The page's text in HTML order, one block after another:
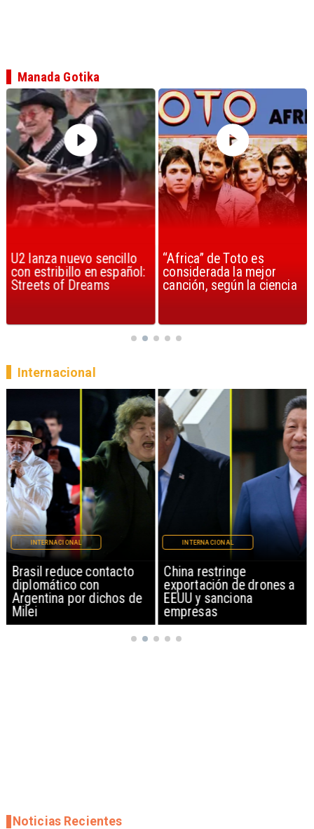
U2 lanza nuevo sencillo
con estribillo en español:
Streets of Dreams
“Africa” de Toto es
considerada la mejor
canción, según la ciencia
Manada Gotika
Brasil reduce contacto
diplomático con
Argentina por dichos de
Milei
INTERNACIONAL
China restringe
exportación de drones a
EEUU y sanciona
empresas
INTERNACIONAL
Internacional
Noticias Recientes